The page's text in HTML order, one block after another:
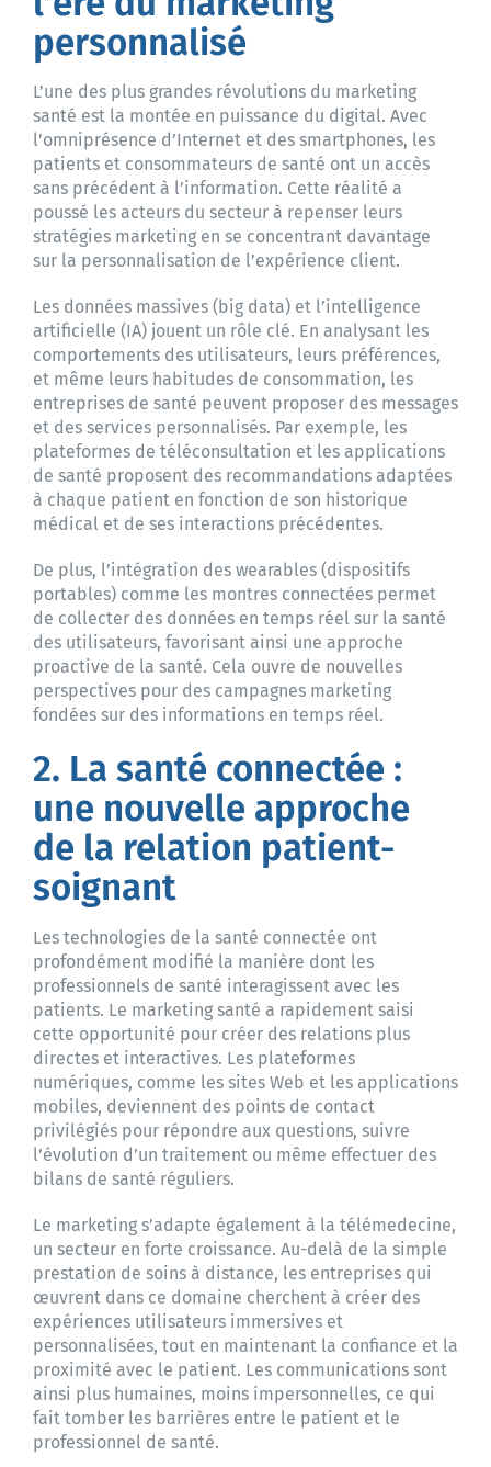
personnalisé
L’une des plus grandes révolutions du marketing
santé est la montée en puissance du digital. Avec
l’omniprésence d’Internet et des smartphones, les
patients et consommateurs de santé ont un accès
sans précédent à l’information. Cette réalité a
poussé les acteurs du secteur à repenser leurs
stratégies marketing en se concentrant davantage
sur la personnalisation de l’expérience client.
Les données massives (big data) et l’intelligence
artificielle (IA) jouent un rôle clé. En analysant les
comportements des utilisateurs, leurs préférences,
et même leurs habitudes de consommation, les
entreprises de santé peuvent proposer des messages
et des services personnalisés. Par exemple, les
plateformes de téléconsultation et les applications
de santé proposent des recommandations adaptées
à chaque patient en fonction de son historique
médical et de ses interactions précédentes.
De plus, l’intégration des wearables (dispositifs
portables) comme les montres connectées permet
de collecter des données en temps réel sur la santé
des utilisateurs, favorisant ainsi une approche
proactive de la santé. Cela ouvre de nouvelles
perspectives pour des campagnes marketing
fondées sur des informations en temps réel.
2. La santé connectée :
une nouvelle approche
de la relation patient-
soignant
Les technologies de la santé connectée ont
profondément modifié la manière dont les
professionnels de santé interagissent avec les
patients. Le marketing santé a rapidement saisi
cette opportunité pour créer des relations plus
directes et interactives. Les plateformes
numériques, comme les sites Web et les applications
mobiles, deviennent des points de contact
privilégiés pour répondre aux questions, suivre
l’évolution d’un traitement ou même effectuer des
bilans de santé réguliers.
Le marketing s’adapte également à la télémedecine,
un secteur en forte croissance. Au-delà de la simple
prestation de soins à distance, les entreprises qui
œuvrent dans ce domaine cherchent à créer des
expériences utilisateurs immersives et
personnalisées, tout en maintenant la confiance et la
proximité avec le patient. Les communications sont
ainsi plus humaines, moins impersonnelles, ce qui
fait tomber les barrières entre le patient et le
professionnel de santé.